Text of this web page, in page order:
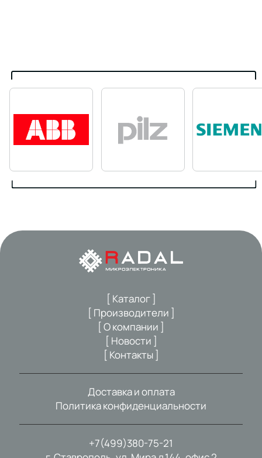
+7(499)380-75-21
[ Каталог ]
[ Производители ]
[ О компании ]
[ Новости ]
[ Контакты ]
Доставка и оплата
Политика конфиденциальности